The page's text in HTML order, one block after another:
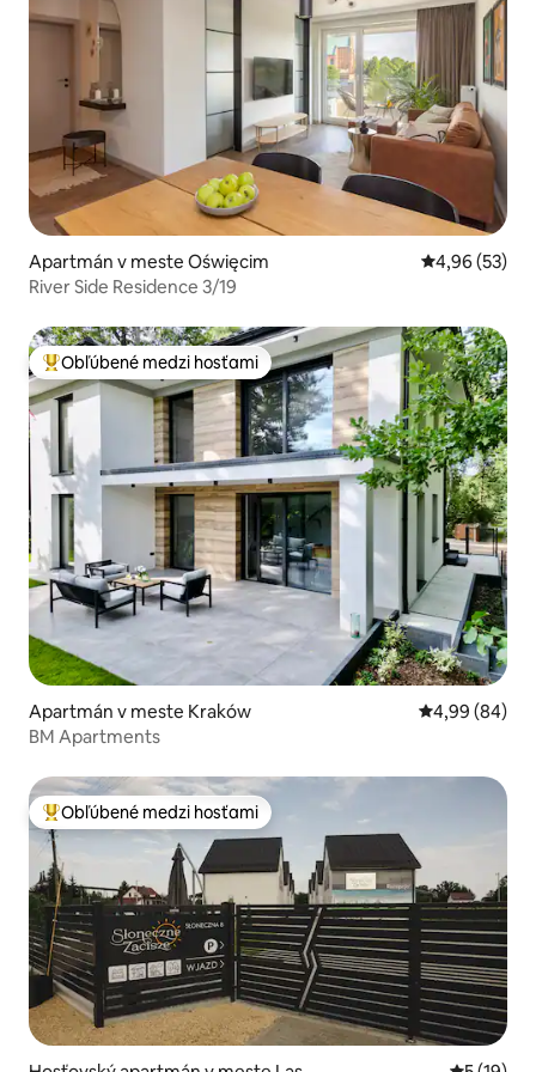
Apartmán v meste Oświęcim Priemerné
4,96 (53)
River Side Residence 3/19
Najobľúbenejšie medzi hosťami
Obľúbené medzi hosťami
Apartmán v meste Kraków Priemerné
4,99 (84)
BM Apartments
Najobľúbenejšie medzi hosťami
Obľúbené medzi hosťami